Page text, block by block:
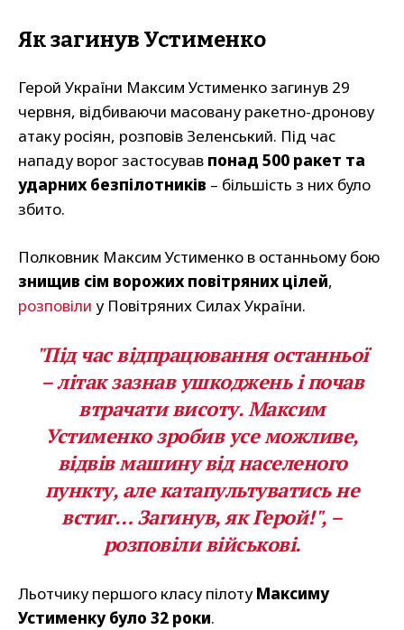
Як загинув Устименко
Герой України Максим Устименко загинув 29
червня, відбиваючи масовану ракетно-дронову
атаку росіян, розповів Зеленський. Під час
нападу ворог застосував понад 500 ракет та
ударних безпілотників – більшість з них було
збито.
Полковник Максим Устименко в останньому бою
знищив сім ворожих повітряних цілей,
розповіли у Повітряних Силах України.
"Під час відпрацювання останньої
– літак зазнав ушкоджень і почав
втрачати висоту. Максим
Устименко зробив усе можливе,
відвів машину від населеного
пункту, але катапультуватись не
встиг… Загинув, як Герой!", –
розповіли військові.
Льотчику першого класу пілоту Максиму
Устименку було 32 роки.